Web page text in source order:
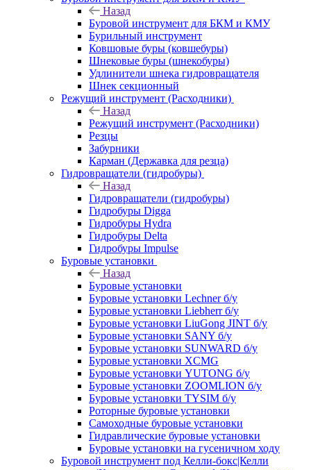
Назад
Буровой инструмент для БКМ и КМУ
Бурильный инструмент
Ковшовые буры (ковшебуры)
Шнековые буры (шнекобуры)
Удлинители шнека гидровращателя
Шнек секционный
Режущий инструмент (Расходники)
Назад
Режущий инструмент (Расходники)
Резцы
Забурники
Карман (Державка для резца)
Гидровращатели (гидробуры)
Назад
Гидровращатели (гидробуры)
Гидробуры Digga
Гидробуры Hydra
Гидробуры Delta
Гидробуры Impulse
Буровые установки
Назад
Буровые установки
Буровые установки Lechner б/у
Буровые установки Liebherr б/у
Буровые установки LiuGong JINT б/у
Буровые установки SANY б/у
Буровые установки SUNWARD б/у
Буровые установки XCMG
Буровые установки YUTONG б/у
Буровые установки ZOOMLION б/у
Буровые установки TYSIM б/у
Роторные буровые установки
Самоходные буровые установки
Гидравлические буровые установки
Буровые установки на гусеничном ходу
Буровой инструмент под Келли-бокс|Келли